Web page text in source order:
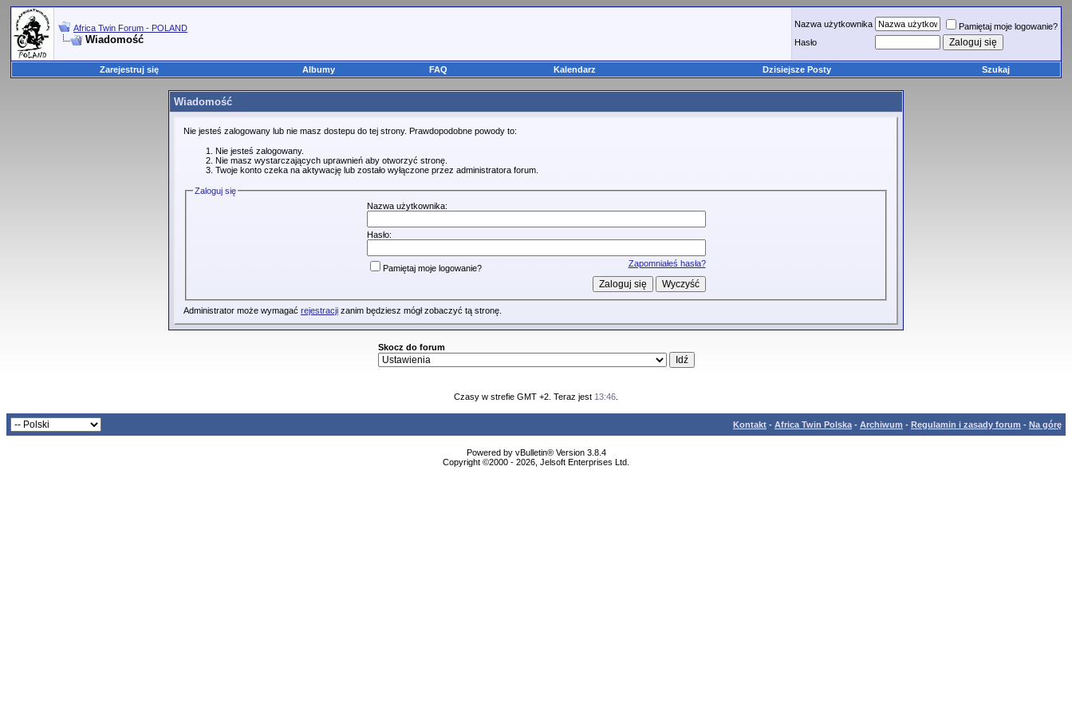
Africa Twin Forum - POLAND
Wiadomość
Nazwa użytkownika
Pamiętaj moje logowanie?
Hasło
Zarejestruj się Albumy FAQ Kalendarz Dzisiejsze Posty Szukaj
Wiadomość
Nie jesteś zalogowany lub nie masz dostepu do tej strony. Prawdopodobne powody to:
Nie jesteś zalogowany.
Nie masz wystarczających uprawnień aby otworzyć stronę.
Twoje konto czeka na aktywację lub zostało wyłączone przez administratora forum.
Zaloguj się
Nazwa użytkownika:
Hasło:
Zapomniałeś hasła?
Pamiętaj moje logowanie?
Administrator może wymagać rejestracji zanim będziesz mógł zobaczyć tą stronę.
Skocz do forum
Czasy w strefie GMT +2. Teraz jest 13:46
Kontakt - Africa Twin Polska - Archiwum - Regulamin i zasady forum - Na górę
Powered by vBulletin® Version 3.8.4
Copyright ©2000 - 2026, Jelsoft Enterprises Ltd.